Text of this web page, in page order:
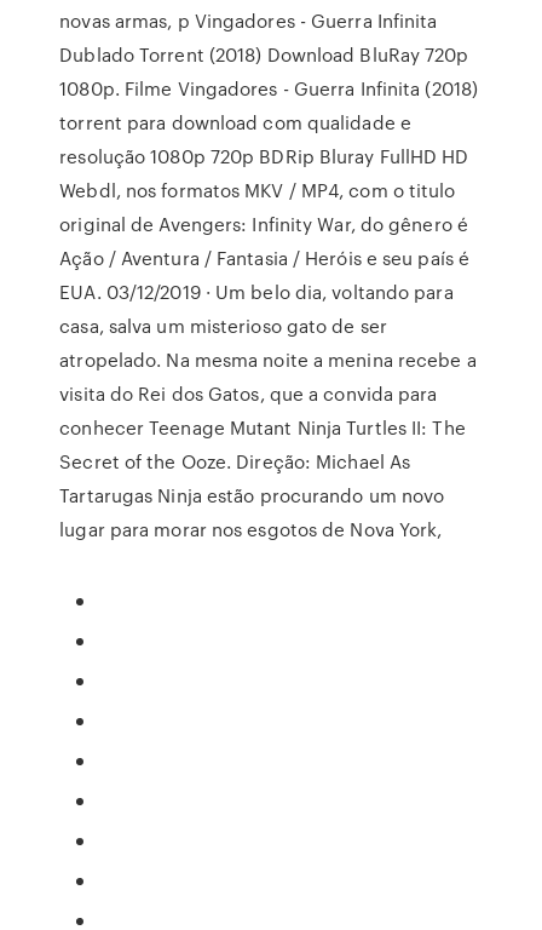
novas armas, p Vingadores - Guerra Infinita
Dublado Torrent (2018) Download BluRay 720p
1080p. Filme Vingadores - Guerra Infinita (2018)
torrent para download com qualidade e
resolução 1080p 720p BDRip Bluray FullHD HD
Webdl, nos formatos MKV / MP4, com o titulo
original de Avengers: Infinity War, do gênero é
Ação / Aventura / Fantasia / Heróis e seu país é
EUA. 03/12/2019 · Um belo dia, voltando para
casa, salva um misterioso gato de ser
atropelado. Na mesma noite a menina recebe a
visita do Rei dos Gatos, que a convida para
conhecer Teenage Mutant Ninja Turtles II: The
Secret of the Ooze. Direção: Michael As
Tartarugas Ninja estão procurando um novo
lugar para morar nos esgotos de Nova York,